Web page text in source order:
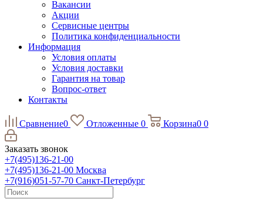
Вакансии
Акции
Сервисные центры
Политика конфиденциальности
Информация
Условия оплаты
Условия доставки
Гарантия на товар
Вопрос-ответ
Контакты
Сравнение0 Отложенные 0 Корзина0 0
Заказать звонок
+7(495)136-21-00‬
+7(495)136-21-00‬ Москва
+7(916)051-57-70 Санкт-Петербург